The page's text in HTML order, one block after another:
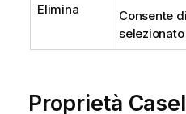
Elimina
Consente
Proprietà